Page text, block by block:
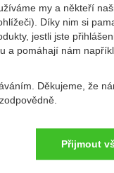
my a někteří
Díky nim si
jestli jste
a pomáhají nám
Děkujeme, že
cookies
fungovat.
Přijmout
Od nejprodávanějších